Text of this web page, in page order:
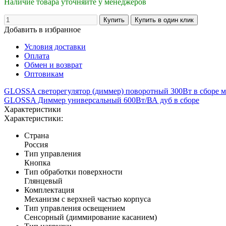
Добавить в избранное
Условия доставки
Оплата
Обмен и возврат
Оптовикам
GLOSSA светорегулятор (диммер) поворотный 300Вт в сборе
GLOSSA Диммер универсальный 600Вт/ВА дуб в сборе
Характеристики
Характеристики:
Страна
Россия
Тип управления
Кнопка
Тип обработки поверхности
Глянцевый
Комплектация
Механизм с верхней частью корпуса
Тип управления освещением
Сенсорный (диммирование касанием)